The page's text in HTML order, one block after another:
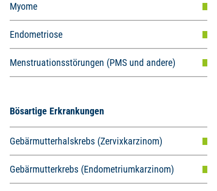
Myome
Endometriose
Menstruationsstörungen (PMS und andere)
Bösartige Erkrankungen
Gebärmutterhalskrebs (Zervixkarzinom)
Gebärmutterkrebs (Endometriumkarzinom)